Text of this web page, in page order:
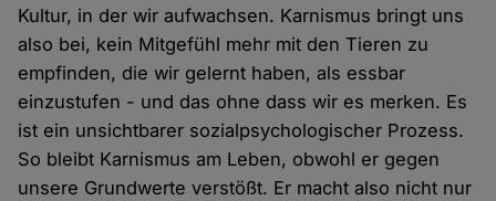
Kultur, in der wir aufwachsen. Karnismus bringt uns
also bei, kein Mitgefühl mehr mit den Tieren zu
empfinden, die wir gelernt haben, als essbar
einzustufen - und das ohne dass wir es merken. Es
ist ein unsichtbarer sozialpsychologischer Prozess.
So bleibt Karnismus am Leben, obwohl er gegen
unsere Grundwerte verstößt. Er macht also nicht nur